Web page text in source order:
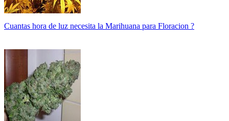
Cuantas hora de luz necesita la Marihuana para Floracion ?